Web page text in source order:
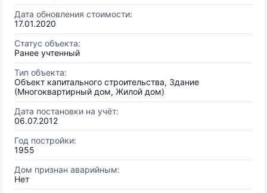
Дата обновления стоимости:
17.01.2020
Статус объекта:
Ранее учтенный
Тип объекта:
Объект капитального строительства, Здание
(Многоквартирный дом, Жилой дом)
Дата постановки на учёт:
06.07.2012
Год постройки:
1955
Дом признан аварийным:
Нет